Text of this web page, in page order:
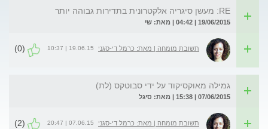
RE: מעשן סיגריה אלקטרונית בתדירות גבוהה יותר
19/06/2015 | 04:42 | מאת: שי
תשובת מומחה | מאת: כרמל די-סגני 19.06.15 | 10:37
(0)
גמילה מאוקסיקוד על ידי סבוטקס (לת)
07/06/2015 | 15:38 | מאת: סיגל
תשובת מומחה | מאת: כרמל די-סגני 07.06.15 | 20:47
(2)